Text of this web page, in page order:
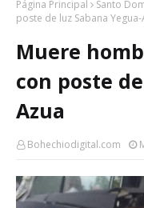
Página Principal Santo
poste de luz Sabana Yegua-
Muere
con poste
Azua
Bohechiodigital.com